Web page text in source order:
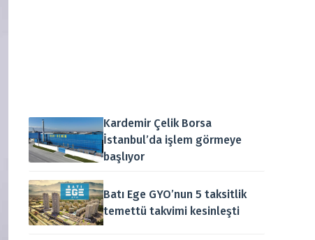
Kardemir Çelik Borsa
İstanbul’da işlem görmeye
başlıyor
Batı Ege GYO’nun 5 taksitlik
temettü takvimi kesinleşti